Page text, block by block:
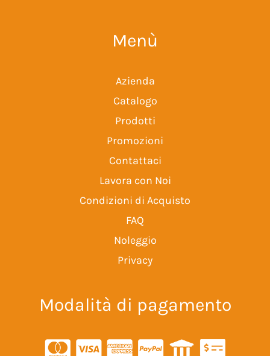
Menù
Azienda
Catalogo
Prodotti
Promozioni
Contattaci
Lavora con Noi
Condizioni di Acquisto
FAQ
Noleggio
Privacy
Modalità di pagamento